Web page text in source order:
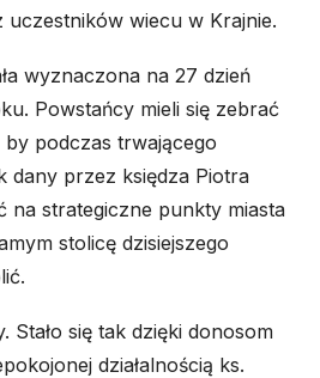
uczestników wiecu w Krajnie.
wyznaczona na 27 dzień
Powstańcy mieli się zebrać
podczas trwającego
dany przez księdza Piotra
na strategiczne punkty miasta
stolicę dzisiejszego
Stało się tak dzięki donosom
działalnością ks.